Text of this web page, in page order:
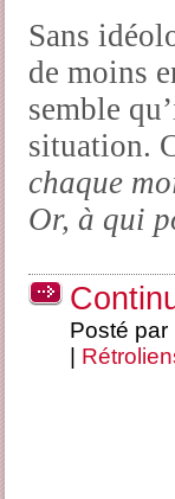
Sans
de moins
semble
situation.
chaque
Or, à qui
Posté par